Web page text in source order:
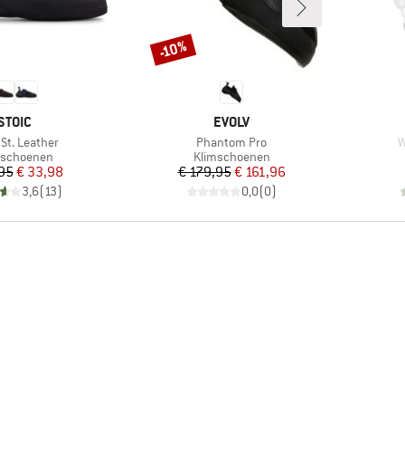
Leather
Prijs
Verlaagde prijs
€ 33,98
3,6(13)
MERK
EVOLV
Artikel
Phantom Pro
Productgroep
Klimschoenen
Prijs
€ 179,95Verlaagde prijs
€ 161,96
0,0(0)
Korting
-10%